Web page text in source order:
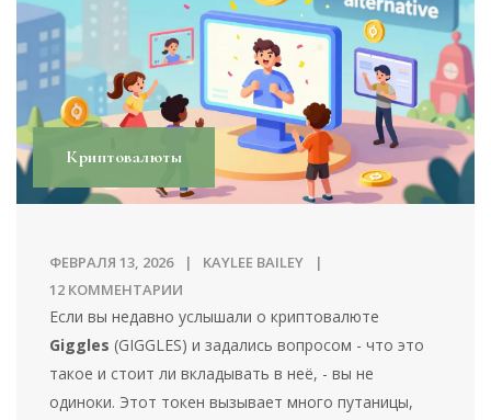
Криптовалюты
ФЕВРАЛЯ 13, 2026
KAYLEE BAILEY
12 КОММЕНТАРИИ
Если вы недавно услышали о криптовалюте
Giggles (GIGGLES) и задались вопросом - что это
такое и стоит ли вкладывать в неё, - вы не
одиноки. Этот токен вызывает много путаницы,